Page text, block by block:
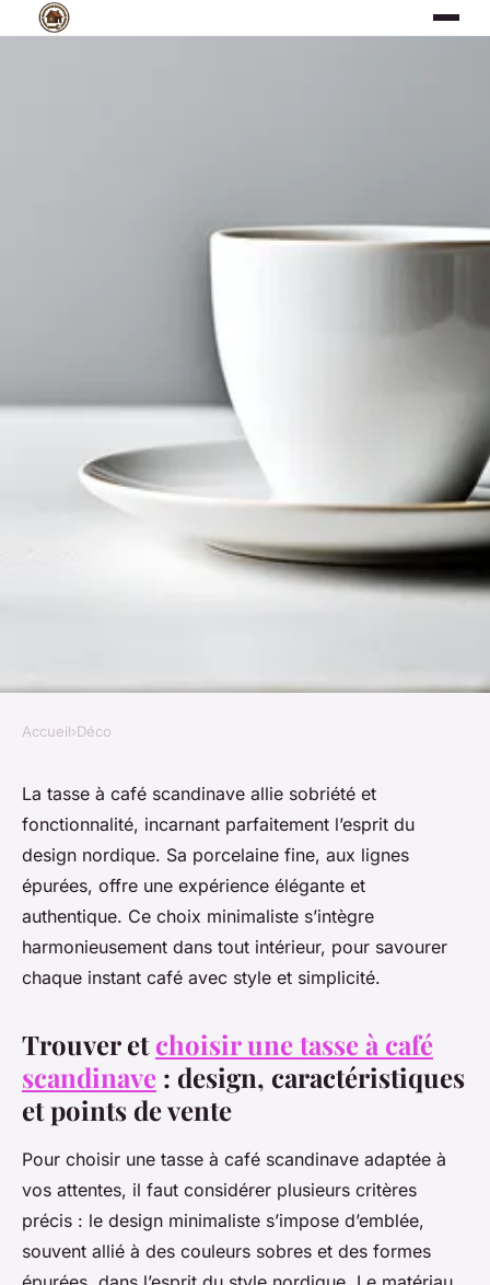
Tasse à café scandinave :
élégance et simplicité en
porcelaine
Emy•19 juin 2025 •6 min de lecture
Accueil›Déco
La tasse à café scandinave allie sobriété et
fonctionnalité, incarnant parfaitement l’esprit du
design nordique. Sa porcelaine fine, aux lignes
épurées, offre une expérience élégante et
authentique. Ce choix minimaliste s’intègre
harmonieusement dans tout intérieur, pour savourer
chaque instant café avec style et simplicité.
Trouver etchoisir une tasse à café
scandinave : design, caractéristiques
et points de vente
Pour choisir une tasse à café scandinave adaptée à
vos attentes, il faut considérer plusieurs critères
précis : le design minimaliste s’impose d’emblée,
souvent allié à des couleurs sobres et des formes